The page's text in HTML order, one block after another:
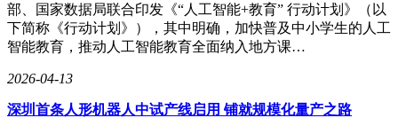
部、国家数据局联合印发《“人工智能+教育” 行动计划》（以
下简称《行动计划》），其中明确，加快普及中小学生的人工
智能教育，推动人工智能教育全面纳入地方课…
2026-04-13
深圳首条人形机器人中试产线启用 铺就规模化量产之路